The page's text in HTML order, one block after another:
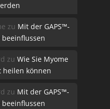
zu Mit der GAPS™-
beeinflussen
zu Wie Sie Myome
heilen können
zu Mit der GAPS™-
beeinflussen